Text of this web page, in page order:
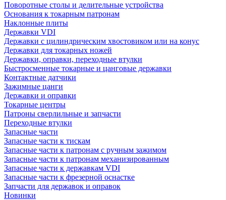
Поворотные столы и делительные устройства
Основания к токарным патронам
Наклонные плиты
Державки VDI
Державки с цилиндрическим хвостовиком или на конус
Державки для токарных ножей
Державки, оправки, переходные втулки
Быстросменные токарные и цанговые державки
Контактные датчики
Зажимные цанги
Державки и оправки
Токарные центры
Патроны сверлильные и запчасти
Переходные втулки
Запасные части
Запасные части к тискам
Запасные части к патронам с ручным зажимом
Запасные части к патронам механизированным
Запасные части к державкам VDI
Запасные части к фрезерной оснастке
Запчасти для державок и оправок
Новинки